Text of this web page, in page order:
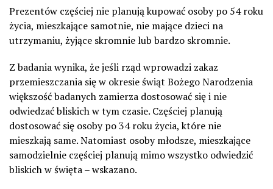
Prezentów częściej nie planują kupować osoby po 54 roku
życia, mieszkające samotnie, nie mające dzieci na
utrzymaniu, żyjące skromnie lub bardzo skromnie.
Z badania wynika, że jeśli rząd wprowadzi zakaz
przemieszczania się w okresie świąt Bożego Narodzenia
większość badanych zamierza dostosować się i nie
odwiedzać bliskich w tym czasie. Częściej planują
dostosować się osoby po 34 roku życia, które nie
mieszkają same. Natomiast osoby młodsze, mieszkające
samodzielnie częściej planują mimo wszystko odwiedzić
bliskich w święta – wskazano.